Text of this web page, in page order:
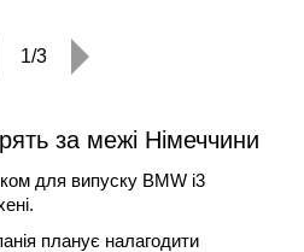
1/3
за межі Німеччини
для випуску BMW i3
планує налагодити